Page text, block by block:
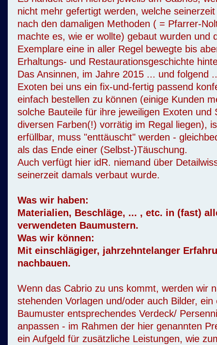
nicht mehr gefertigt werden, welche
nach den damaligen Methoden ( = Pfarrer-
machte es, wie er wollte) gebaut wurden und
Exemplare eine in aller Regel bewegte bis
Erhaltungs- und Restaurationsgeschichte
Das Ansinnen, im Jahre 2015 ... und folgend
Exoten bei uns ein fix-und-fertig passend
einfach bestellen zu können (einige Kunden
solche Bauteile für ihre jeweiligen Exoten und
diversen Farben(!) vorrätig im Regal liegen),
erfüllbar, muss "enttäuscht" werden -
als das Ende einer (Selbst-)Täuschung.
Auch verfügt hier idR. niemand über
seinerzeit damals verbaut wurde.
Was wir haben:
Materialien, Beschläge, ... , etc. in (fast)
verwendeten Baumustern.
Was wir können:
Mit einschlägiger, jahrzehntelanger
nachbauen.
Wenn das Cabrio zu uns kommt, werden wir
stehenden Vorlagen und/oder auch Bilder, ein
Baumuster entsprechendes Verdeck/
anpassen - im Rahmen der hier genannten
ein Aufgeld für zusätzliche Leistungen, wie